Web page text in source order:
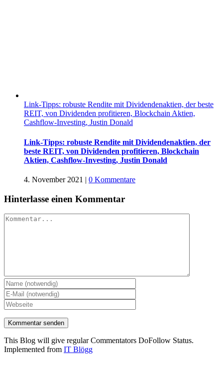
Link-Tipps: robuste Rendite mit Dividendenaktien, der beste
REIT, von Dividenden profitieren, Blockchain Aktien,
Cashflow-Investing, Justin Donald
Link-Tipps: robuste Rendite mit Dividendenaktien, der
beste REIT, von Dividenden profitieren, Blockchain
Aktien, Cashflow-Investing, Justin Donald
4. November 2021 | 0 Kommentare
Hinterlasse einen Kommentar
Kommentar
This Blog will give regular Commentators DoFollow Status.
Implemented from IT Blögg